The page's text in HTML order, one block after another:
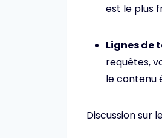
est le plus
Lignes de
requêtes,
le contenu
Discussion sur